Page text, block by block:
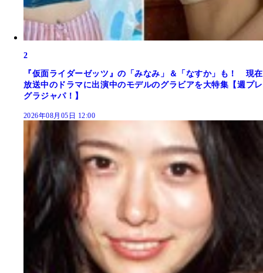
2
『仮面ライダーゼッツ』の「みなみ」＆「なすか」も！ 現在
放送中のドラマに出演中のモデルのグラビアを大特集【週プレ
グラジャパ！】
2026年08月05日 12:00